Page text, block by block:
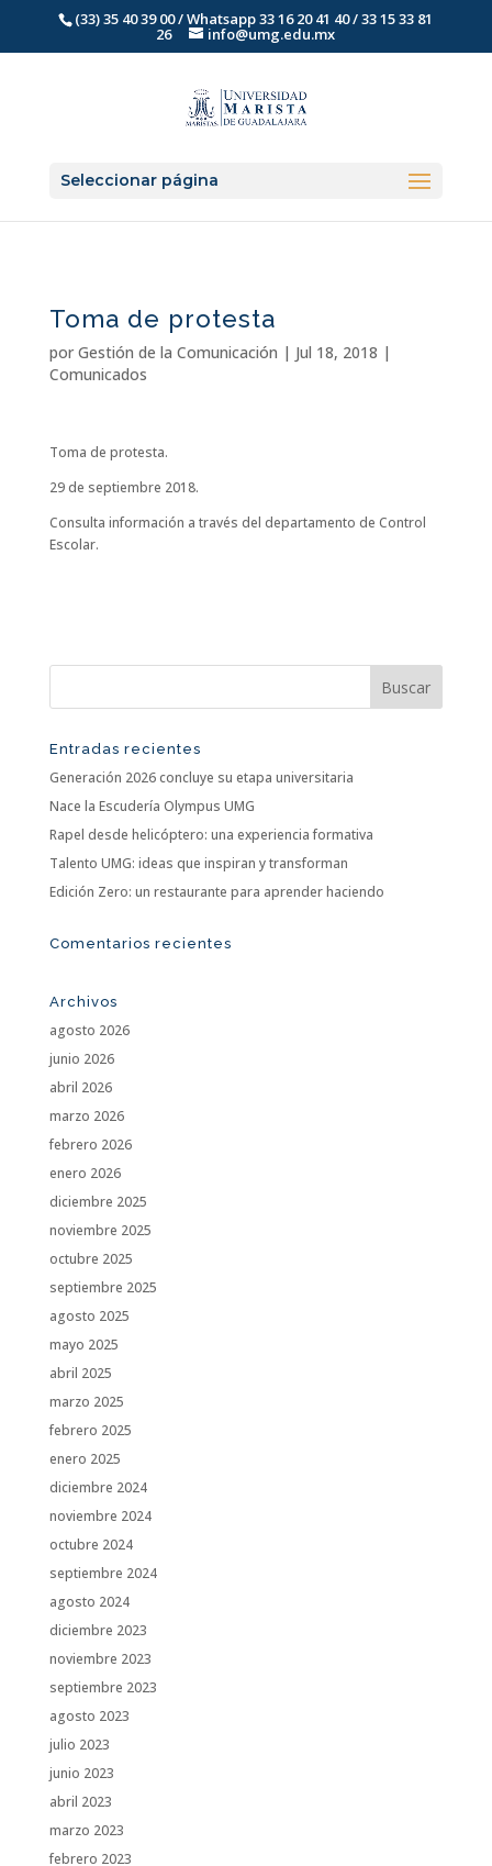
(33) 35 40 39 00 / Whatsapp 33 16 20 41 40 / 33 15 33 81
26 info@umg.edu.mx
Seleccionar página
Toma de protesta
por Gestión de la Comunicación | Jul 18, 2018 |
Comunicados
Toma de protesta.
29 de septiembre 2018.
Consulta información a través del departamento de Control
Escolar.
Entradas recientes
Generación 2026 concluye su etapa universitaria
Nace la Escudería Olympus UMG
Rapel desde helicóptero: una experiencia formativa
Talento UMG: ideas que inspiran y transforman
Edición Zero: un restaurante para aprender haciendo
Comentarios recientes
Archivos
agosto 2026
junio 2026
abril 2026
marzo 2026
febrero 2026
enero 2026
diciembre 2025
noviembre 2025
octubre 2025
septiembre 2025
agosto 2025
mayo 2025
abril 2025
marzo 2025
febrero 2025
enero 2025
diciembre 2024
noviembre 2024
octubre 2024
septiembre 2024
agosto 2024
diciembre 2023
noviembre 2023
septiembre 2023
agosto 2023
julio 2023
junio 2023
abril 2023
marzo 2023
febrero 2023